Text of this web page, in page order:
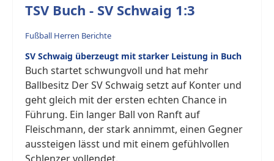
TSV Buch - SV Schwaig 1:3
Fußball Herren Berichte
SV Schwaig überzeugt mit starker Leistung in Buch
Buch startet schwungvoll und hat mehr
Ballbesitz Der SV Schwaig setzt auf Konter und
geht gleich mit der ersten echten Chance in
Führung. Ein langer Ball von Ranft auf
Fleischmann, der stark annimmt, einen Gegner
aussteigen lässt und mit einem gefühlvollen